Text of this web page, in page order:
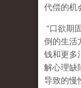
代偿的机
“口欲期
倒的生活
钱和更多
解心理缺
导致的慢